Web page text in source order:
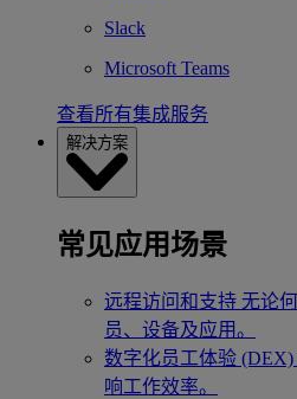
Slack
Microsoft Teams
查看所有集成服务
解决方案
常见应用场景
远程访问和支持 无论
员、设备及应用。
数字化员工体验 (DEX)
响工作效率。